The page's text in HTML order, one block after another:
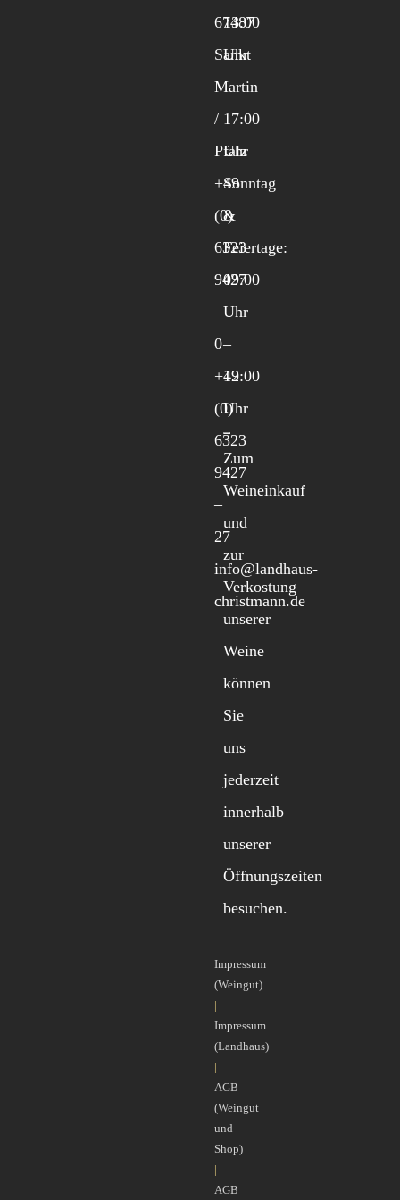
67487
Sankt
Martin
/
Pfalz
+49
(0)
6323
9427
–
0
+49
(0)
6323
9427
–
27
info@landhaus-
christmann.de
13:00
Uhr
–
17:00
Uhr
Sonntag
&
Feiertage:
09:00
Uhr
–
12:00
Uhr
Zum
Weineinkauf
und
zur
Verkostung
unserer
Weine
können
Sie
uns
jederzeit
innerhalb
unserer
Öffnungszeiten
besuchen.
Impressum
(Weingut)
|
Impressum
(Landhaus)
|
AGB
(Weingut
und
Shop)
|
AGB